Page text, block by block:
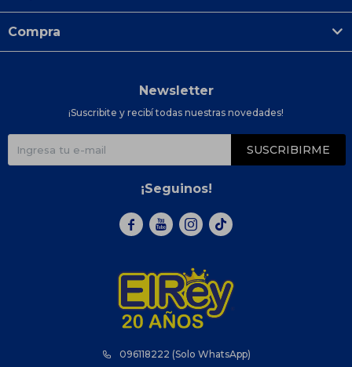
096118222 (Solo WhatsApp)
Compra
Newsletter
¡Suscribite y recibí todas nuestras novedades!
SUSCRIBIRME
¡Seguinos!
  